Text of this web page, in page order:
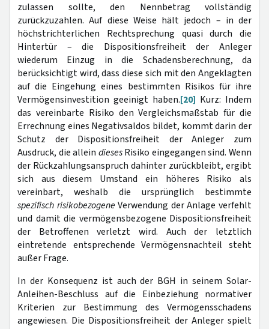
zulassen sollte, den Nennbetrag vollständig
zurückzuzahlen. Auf diese Weise hält jedoch – in der
höchstrichterlichen Rechtsprechung quasi durch die
Hintertür – die Dispositionsfreiheit der Anleger
wiederum Einzug in die Schadensberechnung, da
berücksichtigt wird, dass diese sich mit den Angeklagten
auf die Eingehung eines bestimmten Risikos für ihre
Vermögensinvestition geeinigt haben.[20] Kurz: Indem
das vereinbarte Risiko den Vergleichsmaßstab für die
Errechnung eines Negativsaldos bildet, kommt darin der
Schutz der Dispositionsfreiheit der Anleger zum
Ausdruck, die allein diesesRisiko eingegangen sind. Wenn
der Rückzahlungsanspruch dahinter zurückbleibt, ergibt
sich aus diesem Umstand ein höheres Risiko als
vereinbart, weshalb die ursprünglich bestimmte
spezifisch risikobezogene Verwendung der Anlage verfehlt
und damit die vermögensbezogene Dispositionsfreiheit
der Betroffenen verletzt wird. Auch der letztlich
eintretende entsprechende Vermögensnachteil steht
außer Frage.
In der Konsequenz ist auch der BGH in seinem Solar-
Anleihen-Beschluss auf die Einbeziehung normativer
Kriterien zur Bestimmung des Vermögensschadens
angewiesen. Die Dispositionsfreiheit der Anleger spielt